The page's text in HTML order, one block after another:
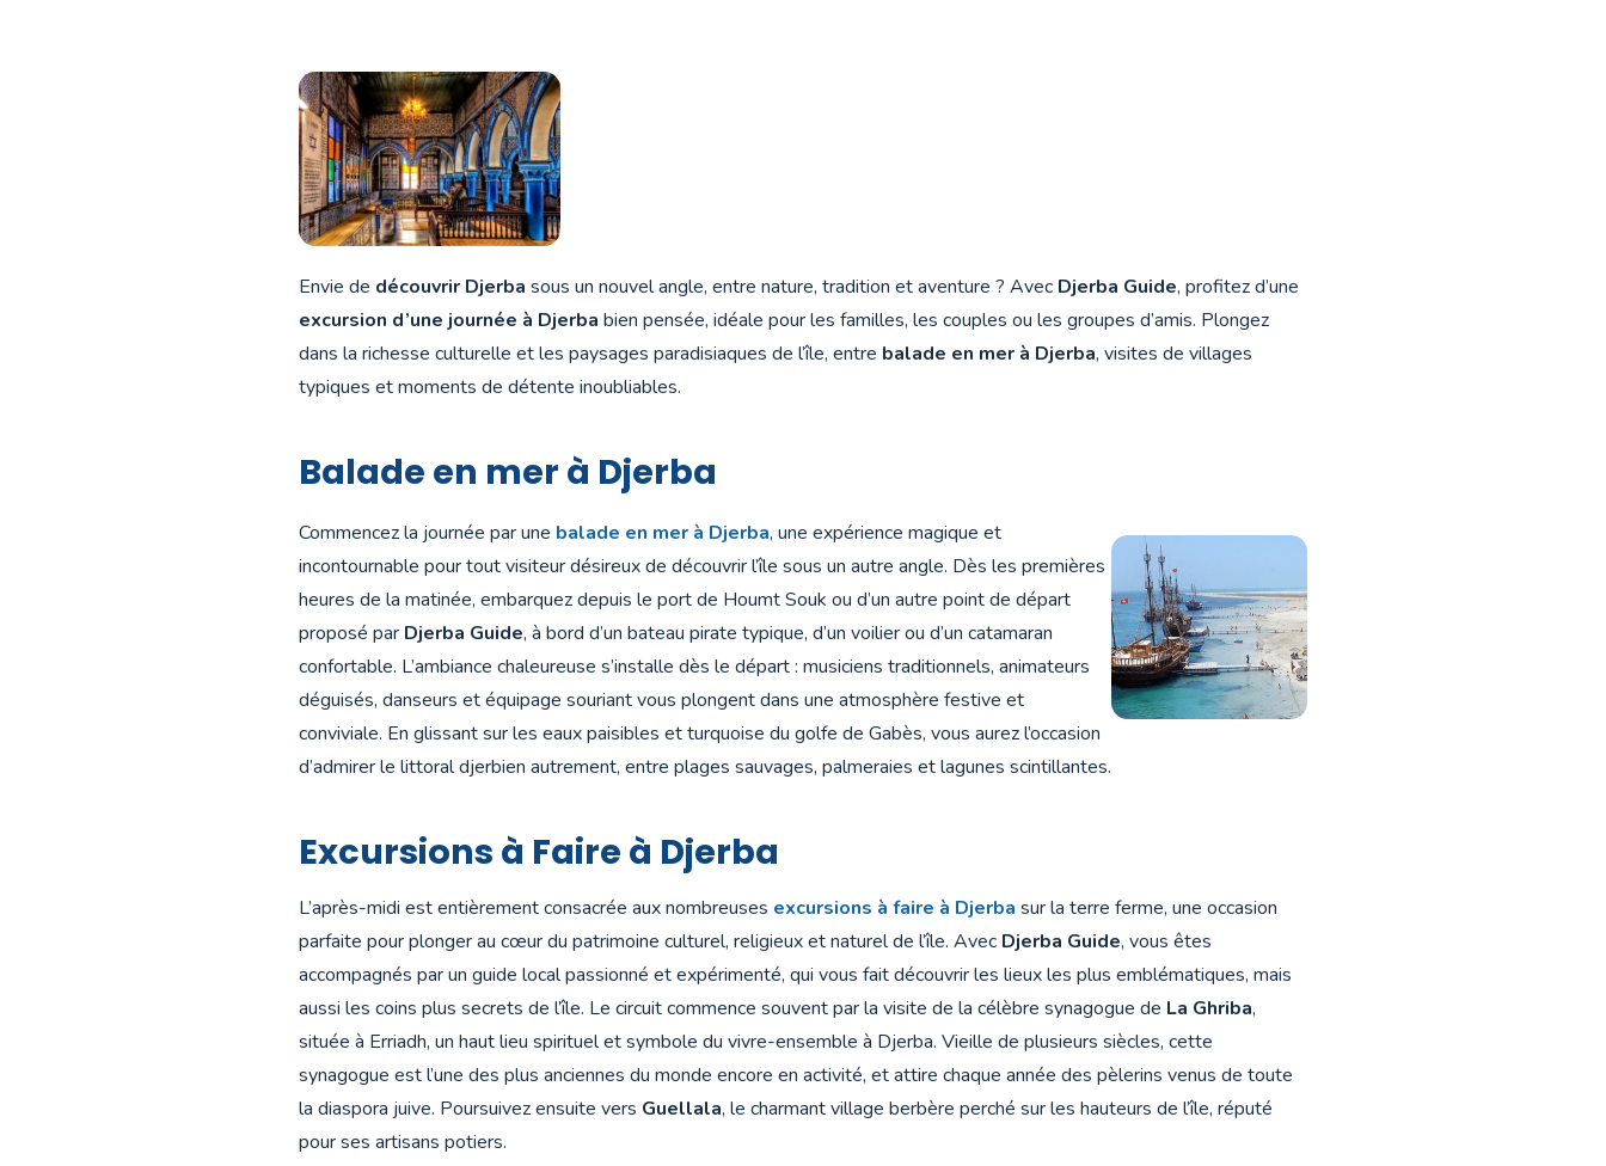
Envie de découvrir Djerba sous un nouvel angle, entre nature, tradition et aventure ? Avec Djerba Guide, profitez d’une
excursion d’une journée à Djerba bien pensée, idéale pour les familles, les couples ou les groupes d’amis. Plongez
dans la richesse culturelle et les paysages paradisiaques de l’île, entre balade en mer à Djerba, visites de villages
typiques et moments de détente inoubliables.
Balade en mer à Djerba
Commencez la journée par une balade en mer à Djerba, une expérience magique et
incontournable pour tout visiteur désireux de découvrir l’île sous un autre angle. Dès les premières
heures de la matinée, embarquez depuis le port de Houmt Souk ou d’un autre point de départ
proposé par Djerba Guide, à bord d’un bateau pirate typique, d’un voilier ou d’un catamaran
confortable. L’ambiance chaleureuse s’installe dès le départ : musiciens traditionnels, animateurs
déguisés, danseurs et équipage souriant vous plongent dans une atmosphère festive et
conviviale. En glissant sur les eaux paisibles et turquoise du golfe de Gabès, vous aurez l’occasion
d’admirer le littoral djerbien autrement, entre plages sauvages, palmeraies et lagunes scintillantes.
Excursions à Faire à Djerba
L’après-midi est entièrement consacrée aux nombreuses excursions à faire à Djerba sur la terre ferme, une occasion
parfaite pour plonger au cœur du patrimoine culturel, religieux et naturel de l’île. Avec Djerba Guide, vous êtes
accompagnés par un guide local passionné et expérimenté, qui vous fait découvrir les lieux les plus emblématiques, mais
aussi les coins plus secrets de l’île. Le circuit commence souvent par la visite de la célèbre synagogue de La Ghriba,
située à Erriadh, un haut lieu spirituel et symbole du vivre-ensemble à Djerba. Vieille de plusieurs siècles, cette
synagogue est l’une des plus anciennes du monde encore en activité, et attire chaque année des pèlerins venus de toute
la diaspora juive. Poursuivez ensuite vers Guellala, le charmant village berbère perché sur les hauteurs de l’île, réputé
pour ses artisans potiers.